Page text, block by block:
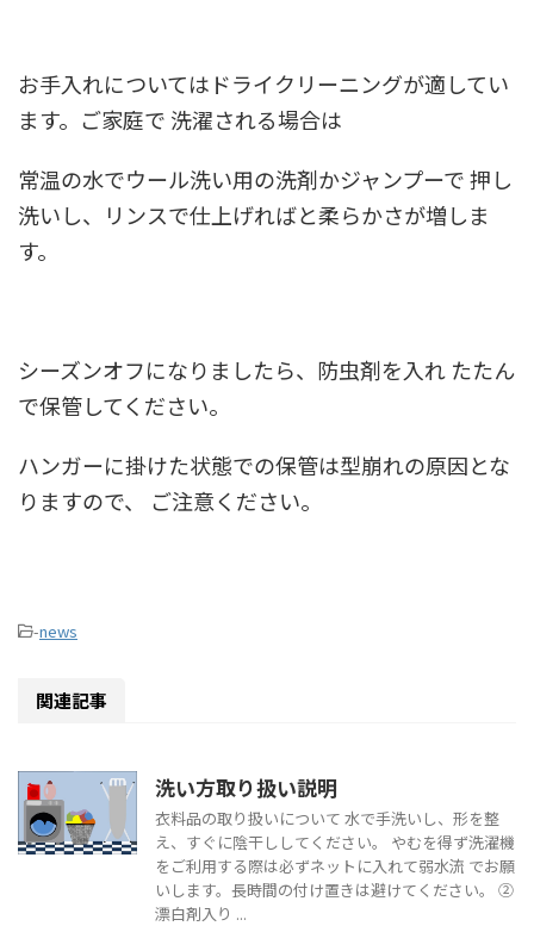
お手入れについてはドライクリーニングが適してい
ます。ご家庭で 洗濯される場合は
常温の水でウール洗い用の洗剤かジャンプーで 押し
洗いし、リンスで仕上げればと柔らかさが増しま
す。
シーズンオフになりましたら、防虫剤を入れ たたん
で保管してください。
ハンガーに掛けた状態での保管は型崩れの原因とな
りますので、 ご注意ください。
-news
関連記事
洗い方取り扱い説明
衣料品の取り扱いについて 水で手洗いし、形を整
え、すぐに陰干ししてください。 やむを得ず洗濯機
をご利用する際は必ずネットに入れて弱水流 でお願
いします。長時間の付け置きは避けてください。 ②
漂白剤入り ...